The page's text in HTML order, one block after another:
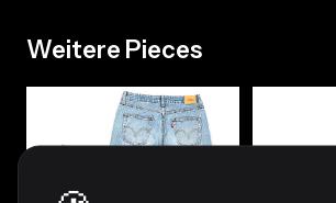
Weitere Pieces